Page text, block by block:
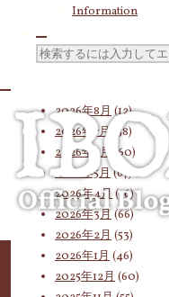
Information
検
象:
Cynthia Rose(4)
2026年8月 (12)
2026年7月
(58)
2026年6月
(60)
2026年5月(67)
2026年4月 (76)
2026年3月(66)
2026年2月 (53)
2026年1月 (46)
2025年12月 (60)